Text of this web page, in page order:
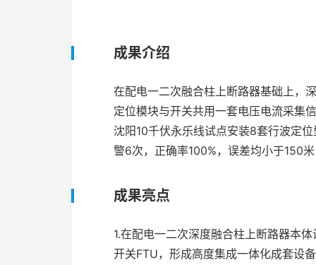
成果介绍
在配电一二次融合柱上断路器基础上，
定位模块与开关共用一套电压电流采集
沈阳10千伏永乐线试点安装8套行波定
警6次，正确率100%，误差均小于150
成果亮点
1.在配电一二次深度融合柱上断路器本
开关FTU，形成高度集成一体化成套设